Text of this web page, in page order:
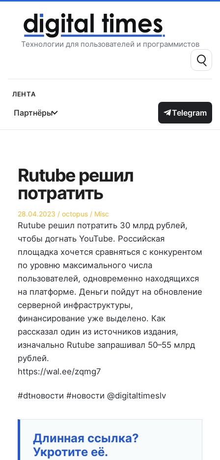
содержимому
Технологии для пользователей и программистов
Поиск:
Лента
Партнёры Telegram
Rutube решил
потратить
Опубликовано
на
28.04.2023 Автор
octopus
Опубликовано
в
Misc
Rutube решил потратить 30 млрд рублей,
чтобы догнать YouTube. Российская
площадка хочется сравняться с конкурентом
по уровню максимального числа
пользователей, одновременно находящихся
на платформе. Деньги пойдут на обновление
серверной инфраструктуры,
финансирование уже выделено. Как
рассказал один из источников издания,
изначально Rutube запрашивал 50–55 млрд
рублей.
https://wal.ee/zqmg7
#dtновости #новости @digitaltimeslv
Длинная ссылка?
Укротите её.